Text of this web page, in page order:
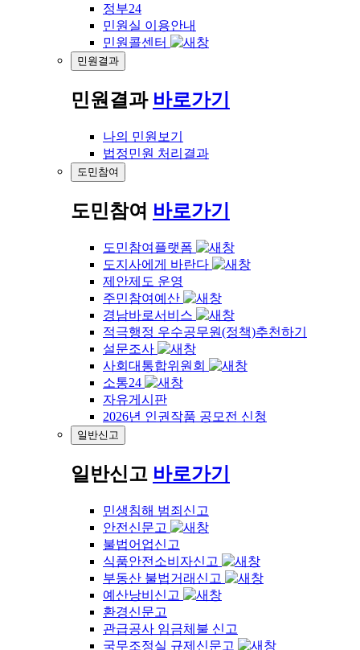
정부24
민원실 이용안내
민원콜센터
민원결과
민원결과 바로가기
나의 민원보기
법정민원 처리결과
도민참여
도민참여 바로가기
도민참여플랫폼
도지사에게 바란다
제안제도 운영
주민참여예산
경남바로서비스
적극행정 우수공무원(정책)추천하기
설문조사
사회대통합위원회
소통24
자유게시판
2026년 인권작품 공모전 신청
일반신고
일반신고 바로가기
민생침해 범죄신고
안전신문고
불법어업신고
식품안전소비자신고
부동산 불법거래신고
예산낭비신고
환경신문고
관급공사 임금체불 신고
국무조정실 규제신문고